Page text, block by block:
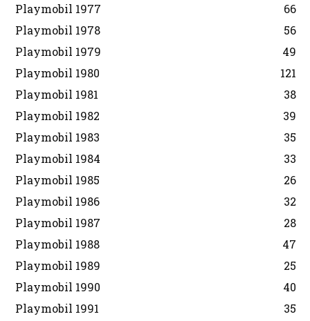
Playmobil 1977
66
Playmobil 1978
56
Playmobil 1979
49
Playmobil 1980
121
Playmobil 1981
38
Playmobil 1982
39
Playmobil 1983
35
Playmobil 1984
33
Playmobil 1985
26
Playmobil 1986
32
Playmobil 1987
28
Playmobil 1988
47
Playmobil 1989
25
Playmobil 1990
40
Playmobil 1991
35